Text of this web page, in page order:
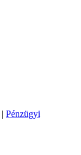
| Pénzügyi